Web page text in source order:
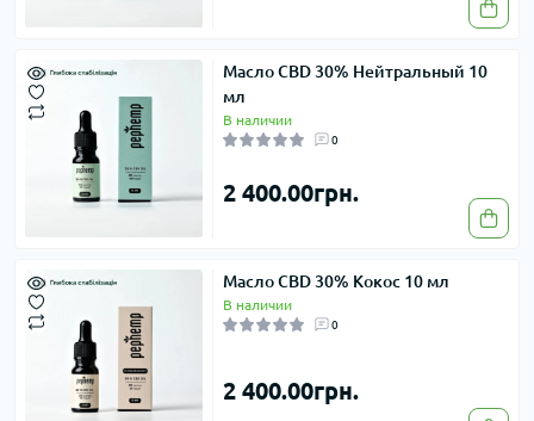
Масло CBD 30% Нейтральный 10
мл
В наличии
0
2 400.00грн.
Масло CBD 30% Кокос 10 мл
В наличии
0
2 400.00грн.